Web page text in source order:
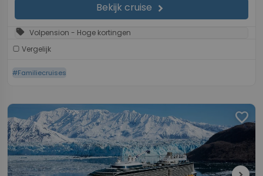
Bekijk cruise chevron_right
sell Volpension - Hoge kortingen
Vergelijk
#Familiecruises
favorite